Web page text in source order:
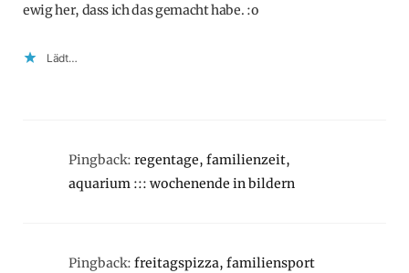
ewig her, dass ich das gemacht habe. :o
Lädt…
Pingback: regentage, familienzeit,
aquarium ::: wochenende in bildern
Pingback: freitagspizza, familiensport